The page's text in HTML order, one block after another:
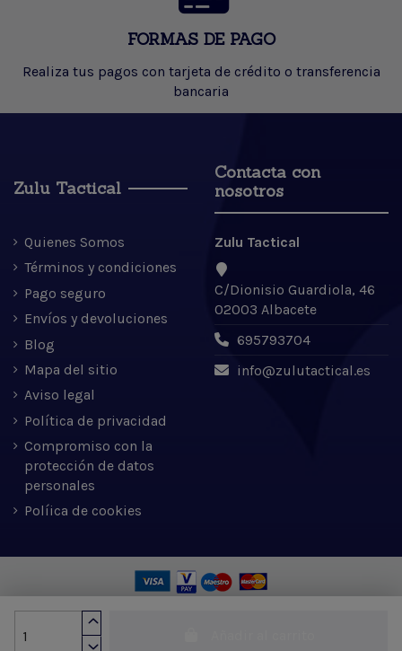
FORMAS DE PAGO
Realiza tus pagos con tarjeta de crédito o transferencia
bancaria
Zulu Tactical
Quienes Somos
Términos y condiciones
Pago seguro
Envíos y devoluciones
Blog
Mapa del sitio
Aviso legal
Política de privacidad
Compromiso con la
protección de datos
personales
Políica de cookies
Contacta con
nosotros
Zulu Tactical
C/Dionisio Guardiola, 46
02003 Albacete
695793704
info@zulutactical.es
Zulu Tactical S.L. © 2022 | Desarrollado por Expertic